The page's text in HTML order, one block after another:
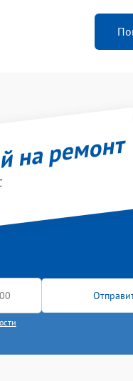
на ремонт